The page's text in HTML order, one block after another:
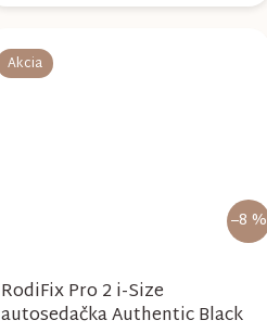
Akcia
–8 %
RodiFix Pro 2 i-Size
autosedačka Authentic Black